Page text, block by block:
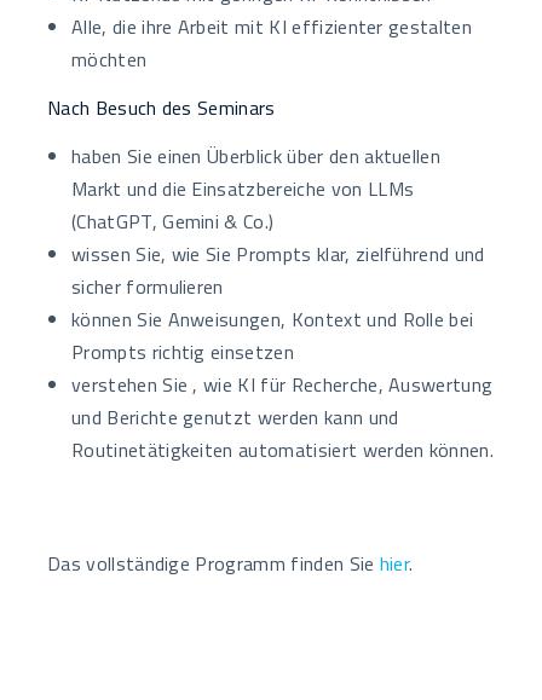
Alle, die ihre Arbeit mit KI effizienter gestalten
möchten
Nach Besuch des Seminars
haben Sie einen Überblick über den aktuellen
Markt und die Einsatzbereiche von LLMs
(ChatGPT, Gemini & Co.)
wissen Sie, wie Sie Prompts klar, zielführend und
sicher formulieren
können Sie Anweisungen, Kontext und Rolle bei
Prompts richtig einsetzen
verstehen Sie , wie KI für Recherche, Auswertung
und Berichte genutzt werden kann und
Routinetätigkeiten automatisiert werden können.
Das vollständige Programm finden Sie hier.